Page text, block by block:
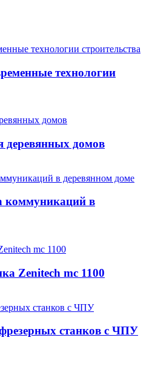
технологии
деревянных домов
коммуникаций в
Zenitech mc 1100
станков с ЧПУ